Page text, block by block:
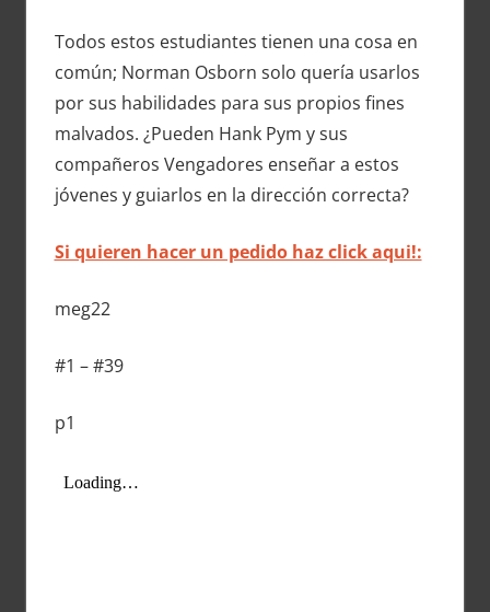
Todos estos estudiantes tienen una cosa en
común; Norman Osborn solo quería usarlos
por sus habilidades para sus propios fines
malvados. ¿Pueden Hank Pym y sus
compañeros Vengadores enseñar a estos
jóvenes y guiarlos en la dirección correcta?
Si quieren hacer un pedido haz click aqui!:
meg22
#1 – #39
p1